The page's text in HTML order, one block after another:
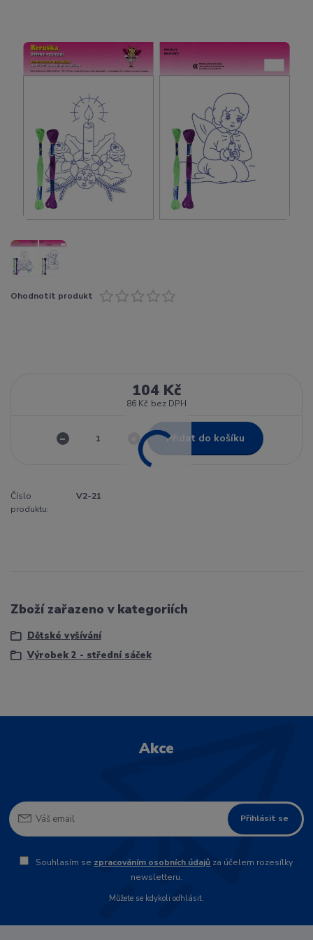
Ohodnotit produkt
104 Kč
86 Kč bez DPH
Přidat do košíku
Číslo
produktu:
V2-21
Zboží zařazeno v kategoriích
Dětské vyšívání
Výrobek 2 - střední sáček
Akce
Přihlásit se
Souhlasím se zpracováním osobních údajů za účelem rozesílky
newsletteru.
Můžete se kdykoli odhlásit.